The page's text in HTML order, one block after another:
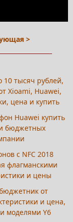
>
тысяч рублей,
Xioami, Huawei,
цена и купить
Huawei купить
бюджетных
с NFC 2018
флагманскими
и цены
от
и цена,
моделями Y6